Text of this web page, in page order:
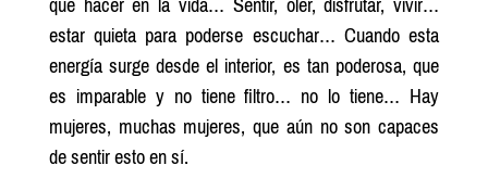
estar quieta para poderse escuchar… Cuando esta
energía surge desde el interior, es tan poderosa, que
es imparable y no tiene filtro… no lo tiene… Hay
mujeres, muchas mujeres, que aún no son capaces
de sentir esto en sí.